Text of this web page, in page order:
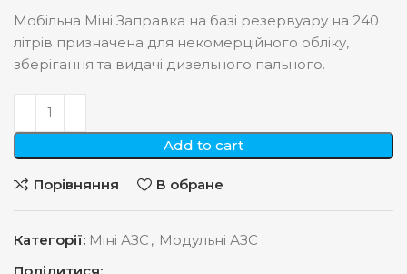
Мобільна Міні Заправка на базі резервуару на 240
літрів призначена для некомерційного обліку,
зберігання та видачі дизельного пального.
Add to cart
Порівняння В обране
Категорії: Міні АЗС , Модульні АЗС
Поділитися: